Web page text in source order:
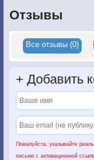
Отзывы
Все отзывы (0)
+ Добавить
Пожалуйста, указывайте
письмо с активационной